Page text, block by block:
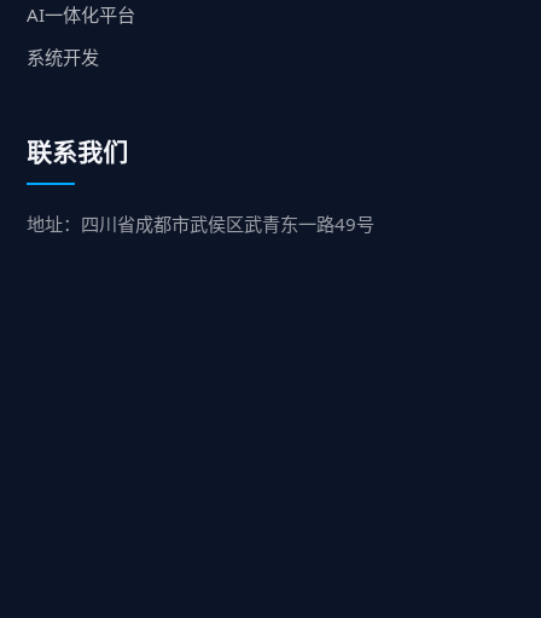
AI一体化平台
系统开发
联系我们
地址：四川省成都市武侯区武青东一路49号